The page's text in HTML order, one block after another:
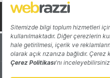
Hakkında
Katkıda Bulun